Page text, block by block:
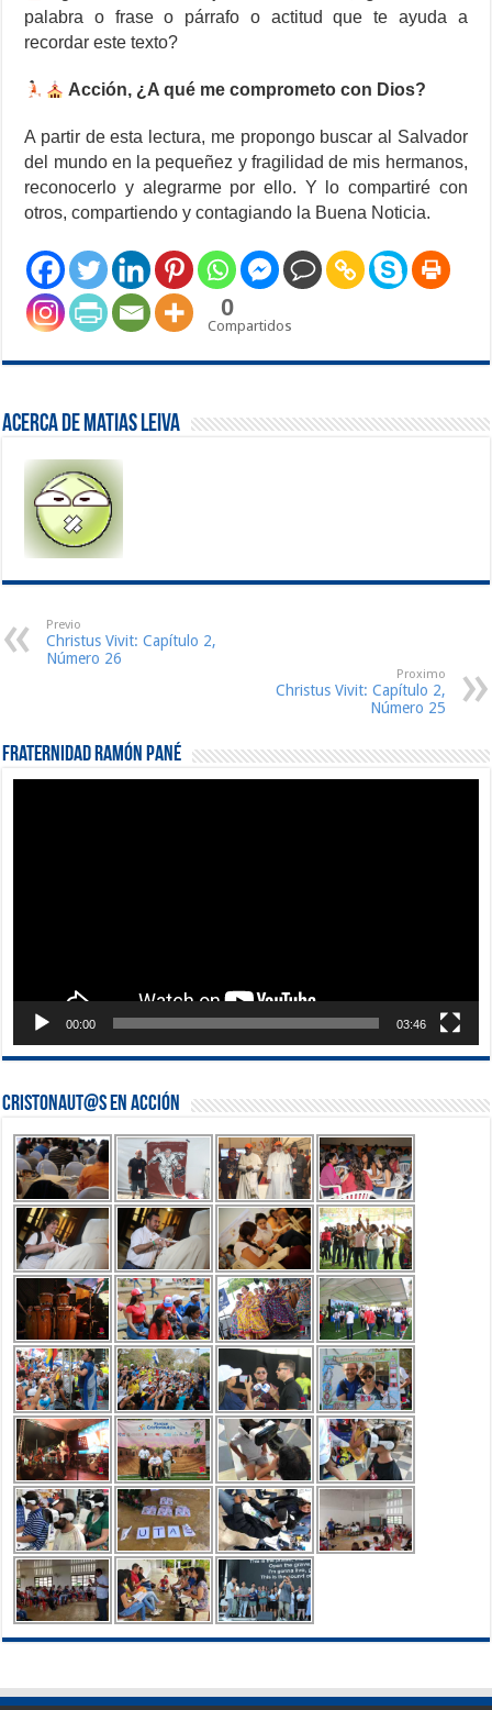
palabra o frase o párrafo o actitud que te ayuda a
recordar este texto?
Acción, ¿A qué me comprometo con Dios?
A partir de esta lectura, me propongo buscar al Salvador
del mundo en la pequeñez y fragilidad de mis hermanos,
reconocerlo y alegrarme por ello. Y lo compartiré con
otros, compartiendo y contagiando la Buena Noticia.
0
Compartidos
Acerca de Matias Leiva
Previo
Christus Vivit: Capítulo 2,
Número 26
Proximo
Christus Vivit: Capítulo 2,
Número 25
Fraternidad Ramón Pané
00:00 03:46
Cristonaut@s en Acción